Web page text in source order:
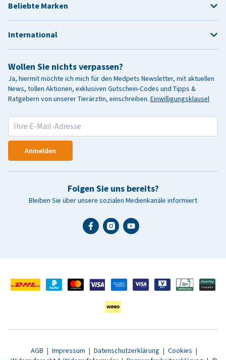
Wollen Sie nichts verpassen?
Ja, hiermit möchte ich mich für den Medpets Newsletter, mit aktuellen
News, tollen Aktionen, exklusiven Gutschein-Codes und Tipps &
Ratgebern von unserer Tierärztin, einschreiben. Einwilligungsklausel
Anmelden
Folgen Sie uns bereits?
Bleiben Sie über unsere sozialen Medienkanäle informiert
Beliebte Marken
International
AGB | Impressum | Datenschutzerklärung | Cookies |